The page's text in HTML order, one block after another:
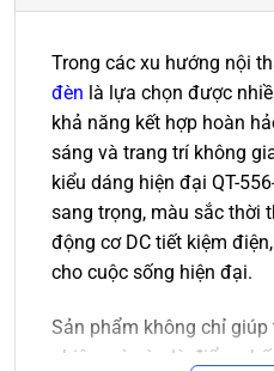
Trong các xu hướng nội
đèn là lựa chọn được
khả năng kết hợp hoàn
sáng và trang trí không
kiểu dáng hiện đại QT-
sang trọng, màu sắc thời
động cơ DC tiết kiệm
cho cuộc sống hiện đại.
Sản phẩm không chỉ
nhiên mà còn là điểm